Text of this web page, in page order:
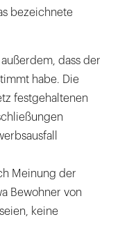
bezeichnete
dass der
habe. Die
festgehaltenen
Meinung der
Bewohner von
keine